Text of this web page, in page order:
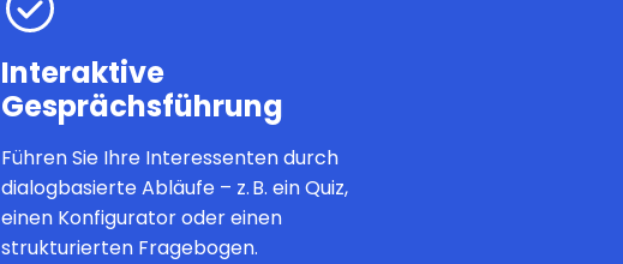
Interaktive
Gesprächsführung
Führen Sie Ihre Interessenten durch
dialogbasierte Abläufe – z. B. ein Quiz,
einen Konfigurator oder einen
strukturierten Fragebogen.